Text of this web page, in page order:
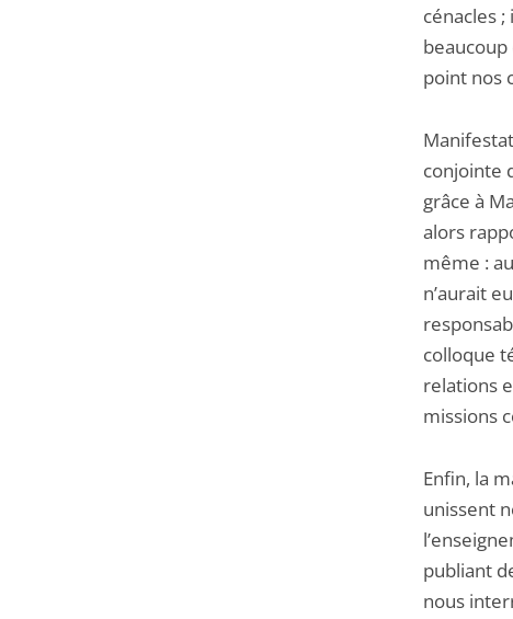
cénacles
beaucoup
point nos
conjointe
grâce à
alors
même :
n’aurait
colloque
relations
missions
Enfin, la
unissent
publiant
nous